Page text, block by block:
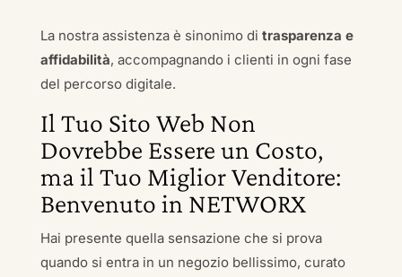
La nostra assistenza è sinonimo di trasparenza e
affidabilità, accompagnando i clienti in ogni fase
del percorso digitale.
Il Tuo Sito Web Non
Dovrebbe Essere un Costo,
ma il Tuo Miglior Venditore:
Benvenuto in NETWORX
Hai presente quella sensazione che si prova
quando si entra in un negozio bellissimo, curato